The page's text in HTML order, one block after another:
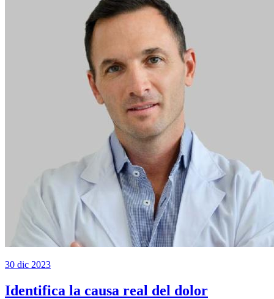
30 dic 2023
Identifica la causa real del dolor